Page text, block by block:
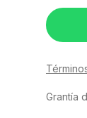
Grantía